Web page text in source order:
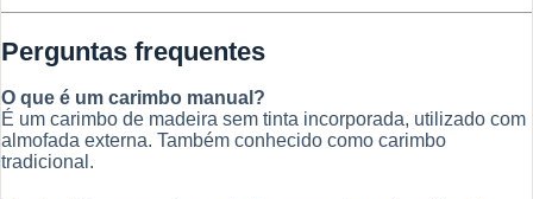
Perguntas frequentes
O que é um carimbo manual?
É um carimbo de madeira sem tinta incorporada, utilizado com
almofada externa. Também conhecido como carimbo
tradicional.